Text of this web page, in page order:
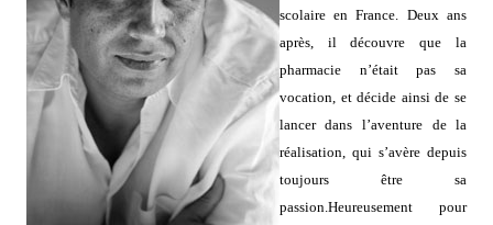
scolaire en France. Deux ans
après, il découvre que la
pharmacie n’était pas sa
vocation, et décide ainsi de se
lancer dans l’aventure de la
réalisation, qui s’avère depuis
toujours être sa
passion.Heureusement pour